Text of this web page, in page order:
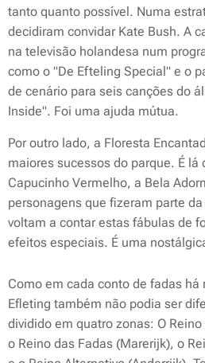
tanto quanto possível. Numa
decidiram convidar Kate Bush. A
na televisão holandesa num
como o "De Efteling Special" e o
de cenário para seis canções do
Inside". Foi uma ajuda mútua.
Por outro lado, a Floresta
maiores sucessos do parque. É lá
Capucinho Vermelho, a Bela
personagens que fizeram parte
voltam a contar estas fábulas de
efeitos especiais. É uma
Como em cada conto de fadas
Efleting também não podia ser
dividido em quatro zonas: O
o Reino das Fadas (Marerijk), o